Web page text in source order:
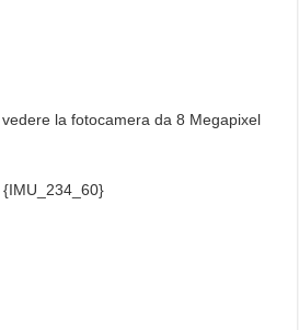
la fotocamera da 8 Megapixel
{IMU_234_60}